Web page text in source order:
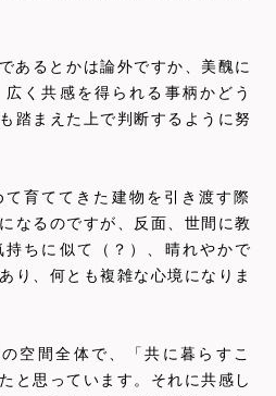
あるとかは論外ですか、美醜に
く共感を得られる事柄かどう
踏まえた上で判断するように努
育ててきた建物を引き渡す際
なるのですが、反面、世間に教
ちに似て（？）、晴れやかで
り、何とも複雑な心境になりま
空間全体で、「共に暮らすこ
と思っています。それに共感し